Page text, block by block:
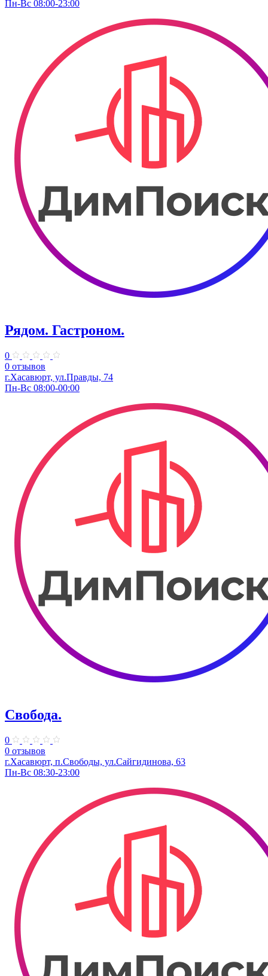
Пн-Вс 08:00-23:00
Рядом. Гастроном.
0
0 отзывов
г.Хасавюрт, ул.Правды, 74
Пн-Вс 08:00-00:00
Свобода.
0
0 отзывов
г.Хасавюрт, п.Свободы, ул.Сайгидинова, 63
Пн-Вс 08:30-23:00